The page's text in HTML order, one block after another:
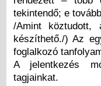
tekintendő; e
/Amint köztudott,
készíthető./) Az
foglalkozó
A jelentkezés
tagjainkat.